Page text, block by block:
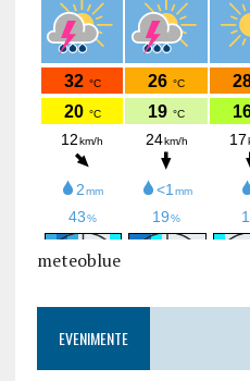
meteoblue
EVENIMENTE